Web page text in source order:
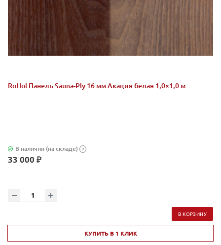
RoHol Панель Sauna-Ply 16 мм Акация белая 1,0×1,0 м
В наличии (на складе) ?
33 000 ₽
В КОРЗИНУ
КУПИТЬ В 1 КЛИК